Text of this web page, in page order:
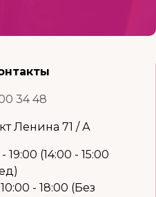
34 48
Ленина 71 / А
(14:00 - 15:00
- 18:00 (Без